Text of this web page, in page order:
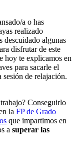
a o has
realizado
descuidado algunas
disfrutar de este
hoy te explicamos en
para sacarle el
de relajación.
Conseguirlo
la FP de Grado
que impartimos en
a superar las